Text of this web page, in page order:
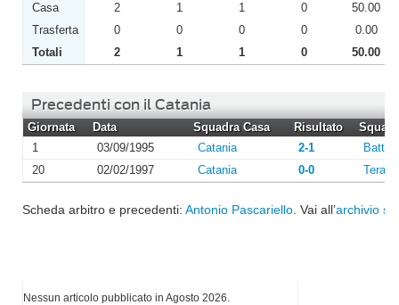
Casa
2 1 1 0
50.00
Trasferta
0 0 0 0
0.00
Totali
2 1 1 0 50.00
Precedenti con il Catania
Giornata Data Squadra Casa Risultato
1
03/09/1995 Catania 2-1
20
02/02/1997 Catania 0-0
Scheda arbitro e precedenti: Antonio Pascariello . Vai all’archivio
Nessun articolo pubblicato in Agosto 2026.